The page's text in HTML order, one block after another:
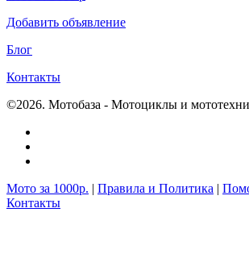
Добавить объявление
Блог
Контакты
©2026. Мотобаза - Мотоциклы и
Мото за 1000р. | Правила и Политика |
Контакты